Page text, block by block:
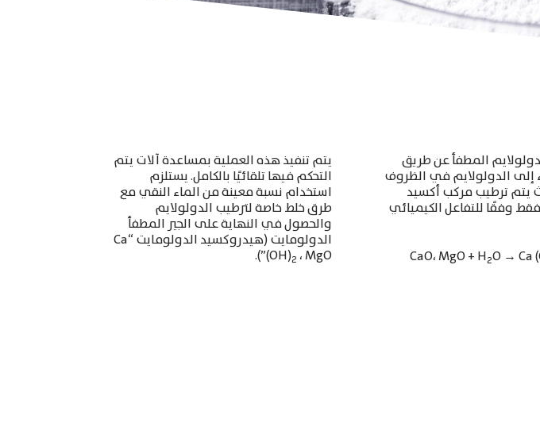
المطفأ عن طريق
إلى الدولولايمفي الظروف
يتم ترطيب مركب أكسيد
وفقًا للتفاعل الكيميائي
CaO،MgO + H2O → Ca
يتم تنفيذ هذه العملية بمساعدة آلات يتم
التحكم فيها تلقائيًا بالكامل.يستلزم
استخدام نسبة معينة من الماء النقي مع
طرق خلط خاصة لترطيب الدولولايم
والحصول في النهاية على الجير المطفأ
الدولومايت(هيدروكسيد الدولومايت “Ca
(OH)2 ،MgO”).